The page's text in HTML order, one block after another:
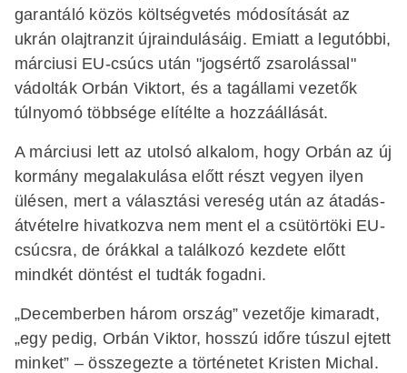
garantáló közös költségvetés módosítását az
ukrán olajtranzit újraindulásáig. Emiatt a legutóbbi,
márciusi EU-csúcs után "jogsértő zsarolással"
vádolták Orbán Viktort, és a tagállami vezetők
túlnyomó többsége elítélte a hozzáállását.
A márciusi lett az utolsó alkalom, hogy Orbán az új
kormány megalakulása előtt részt vegyen ilyen
ülésen, mert a választási vereség után az átadás-
átvételre hivatkozva nem ment el a csütörtöki EU-
csúcsra, de órákkal a találkozó kezdete előtt
mindkét döntést el tudták fogadni.
„Decemberben három ország” vezetője kimaradt,
„egy pedig, Orbán Viktor, hosszú időre túszul ejtett
minket” – összegezte a történetet Kristen Michal.